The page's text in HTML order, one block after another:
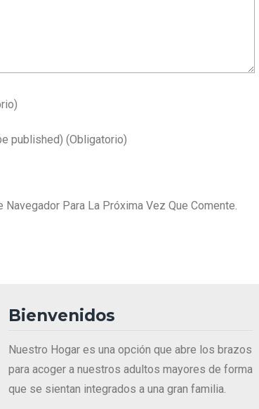
published) (obligatorio)
Para La Próxima Vez Que Comente.
Bienvenidos
Nuestro Hogar es una opción que abre los brazos
para acoger a nuestros adultos mayores de forma
que se sientan integrados a una gran familia.